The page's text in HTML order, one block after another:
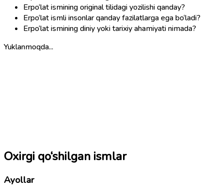
Erpo‘lat ismining original tilidagi yozilishi qanday?
Erpo‘lat ismli insonlar qanday fazilatlarga ega bo‘ladi?
Erpo‘lat ismining diniy yoki tarixiy ahamiyati nimada?
Yuklanmoqda...
Oxirgi qo‘shilgan ismlar
Ayollar